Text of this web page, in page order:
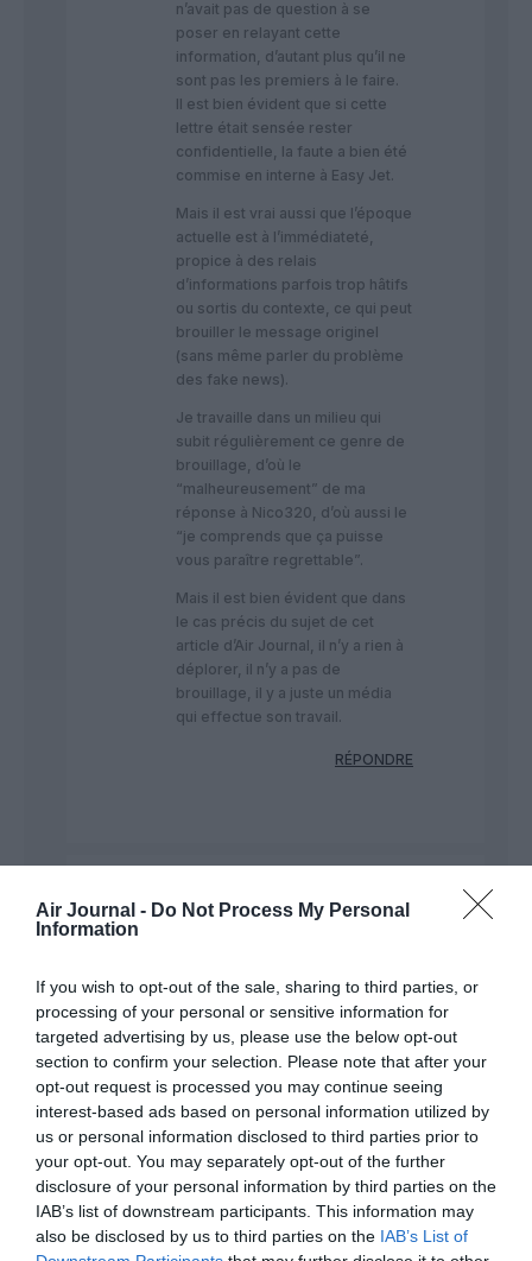
Air Journal - Do Not Process My Personal
Information
If you wish to opt-out of the sale, sharing to third parties, or
processing of your personal or sensitive information for
targeted advertising by us, please use the below opt-out
section to confirm your selection. Please note that after your
opt-out request is processed you may continue seeing
interest-based ads based on personal information utilized by
us or personal information disclosed to third parties prior to
your opt-out. You may separately opt-out of the further
disclosure of your personal information by third parties on the
IAB’s list of downstream participants. This information may
also be disclosed by us to third parties on the IAB’s List of
n’avait pas de question à se
poser en relayant cette
information, d’autant plus qu’il ne
sont pas les premiers à le faire.
Il est bien évident que si cette
lettre était sensée rester
confidentielle, la faute a bien été
commise en interne à Easy Jet.
Mais il est vrai aussi que l’époque
actuelle est à l’immédiateté,
propice à des relais
d’informations parfois trop hâtifs
ou sortis du contexte, ce qui peut
brouiller le message originel
(sans même parler du problème
des fake news).
Je travaille dans un milieu qui
subit régulièrement ce genre de
brouillage, d’où le
“malheureusement” de ma
réponse à Nico320, d’où aussi le
“je comprends que ça puisse
vous paraître regrettable”.
Mais il est bien évident que dans
le cas précis du sujet de cet
article d’Air Journal, il n’y a rien à
déplorer, il n’y a pas de
brouillage, il y a juste un média
qui effectue son travail.
RÉPONDRE
Donc il faudrait se contenter des communiqués des
compagnies aériennes, qui nous expliquent que tout
va bien, que la fameuse “expérience client” est
extraordinaire….
Sinon il existe également le droit de réponse.
Par ailleurs, la lettre a déjà été reprise par d’autres
sites spécialisés.
RÉPONDRE